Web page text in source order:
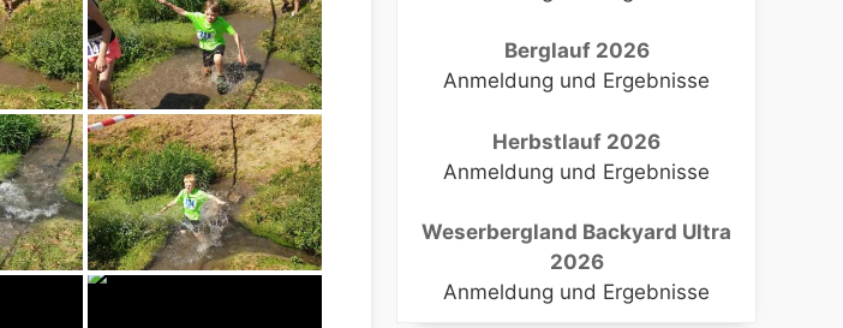
Berglauf 2026
Anmeldung und Ergebnisse
Herbstlauf 2026
Anmeldung und Ergebnisse
Weserbergland Backyard Ultra
2026
Anmeldung und Ergebnisse